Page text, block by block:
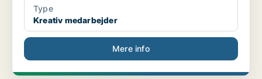
Type
Kreativ medarbejder
Mere info